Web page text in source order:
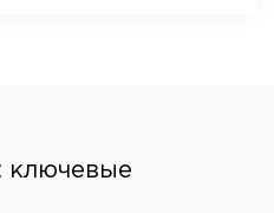
ключевые